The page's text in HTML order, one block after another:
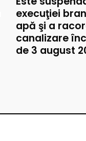
execuţiei
apă şi a
canalizare
de 3 august